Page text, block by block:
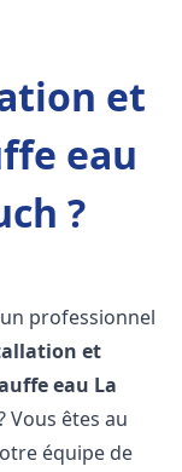
et
eau
?
professionnel
et
eau La
Vous êtes au
équipe de